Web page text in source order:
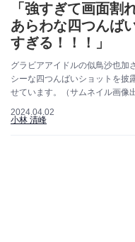
「強すぎて画面割
あらわな四つんば
すぎる！！！」
グラビアアイドルの似鳥沙也加
シーな四つんばいショットを披
せています。（サムネイル画像
2024.04.02
小林 清峰